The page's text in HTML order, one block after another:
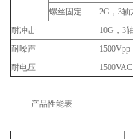
螺丝固定
2G，3轴
耐冲击
10G，3
耐噪声
1500Vpp
耐电压
—— 产品性能表 ——